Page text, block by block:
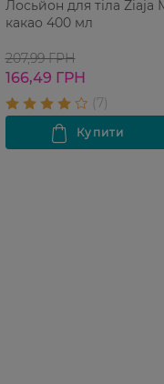
Лосьйон для тіла Ziaja
какао 400 мл
207,99 ГРН
166,49 ГРН